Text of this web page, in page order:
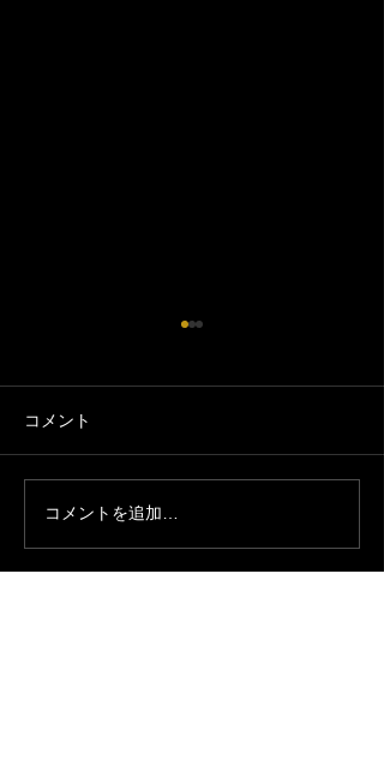
【お知らせ】7/26-7/30 夏
休みです｜加須市の居酒
屋 絶好調てらす家
コメント
コメントを追加…